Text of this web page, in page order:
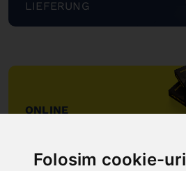
Folosim cookie-uri
LIEFERUNG
"
ONLINE